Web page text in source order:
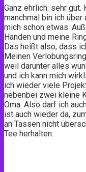
Ganz ehrlich: sehr gut.
manchmal bin ich
mich schon etwas.
Händen und meine
Das heißt also, dass
Meinen
weil darunter alles
und ich kann mich
ich wieder viele
nebenbei zwei kleine
Oma. Also darf ich
ist auch wieder da,
an Tassen nicht
Tee herhalten.